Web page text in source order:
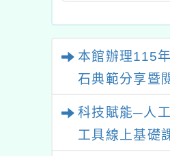
本館辦理115
石典範分享暨
科技賦能─人
工具線上基礎
教育大學辦理
113-114年全
賽之臺灣台語
桃園市南
科技中
教師增